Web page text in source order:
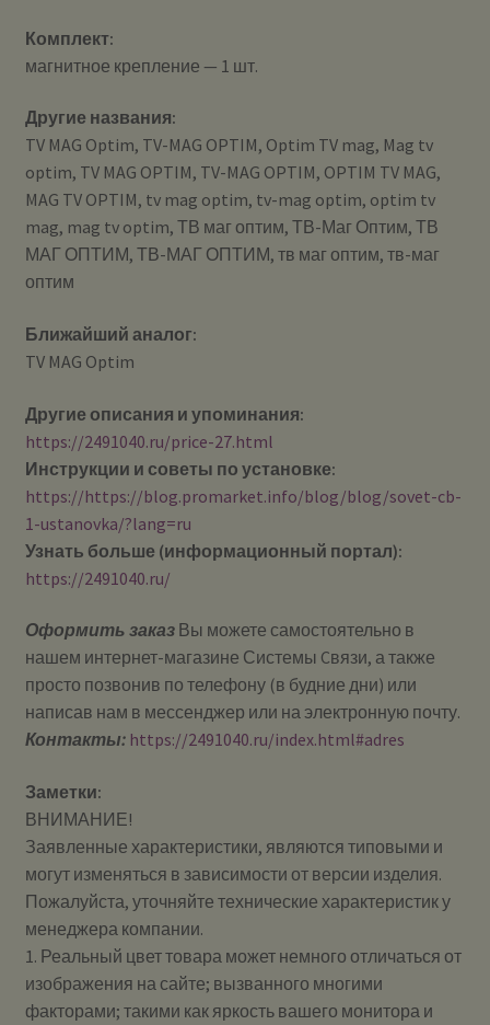
Комплект:
магнитное крепление — 1 шт.
Другие названия:
TV MAG Optim, TV-MAG OPTIM, Optim TV mag, Mag tv
optim, TV MAG OPTIM, TV-MAG OPTIM, OPTIM TV MAG,
MAG TV OPTIM, tv mag optim, tv-mag optim, optim tv
mag, mag tv optim, ТВ маг оптим, ТВ-Маг Оптим, ТВ
МАГ ОПТИМ, ТВ-МАГ ОПТИМ, тв маг оптим, тв-маг
оптим
Ближайший аналог:
TV MAG Optim
Другие описания и упоминания:
https://2491040.ru/price-27.html
Инструкции и советы по установке:
https://https://blog.promarket.info/blog/blog/sovet-cb-
1-ustanovka/?lang=ru
Узнать больше (информационный портал):
https://2491040.ru/
Оформить заказВы можете самостоятельно в
нашем интернет-магазине Системы Cвязи, а также
просто позвонив по телефону (в будние дни) или
написав нам в мессенджер или на электронную почту.
Контакты: https://2491040.ru/index.html#adres
Заметки:
ВНИМАНИЕ!
Заявленные характеристики, являются типовыми и
могут изменяться в зависимости от версии изделия.
Пожалуйста, уточняйте технические характеристик у
менеджера компании.
1. Реальный цвет товара может немного отличаться от
изображения на сайте; вызванного многими
факторами; такими как яркость вашего монитора и